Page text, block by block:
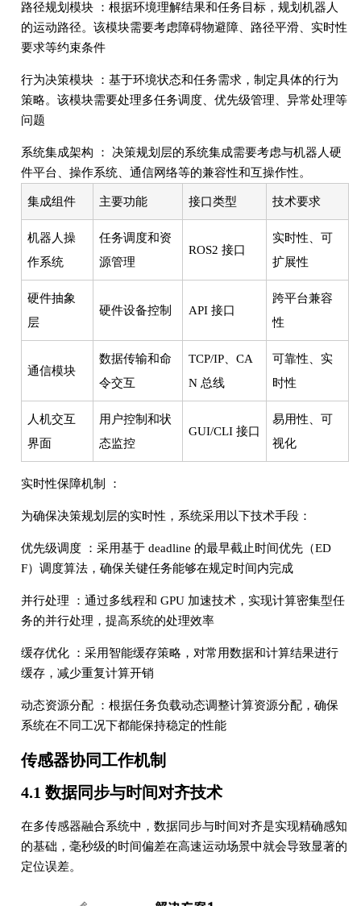
路径规划模块 ：根据环境理解结果和任务目标，规划机器人
的运动路径。该模块需要考虑障碍物避障、路径平滑、实时性
要求等约束条件
行为决策模块 ：基于环境状态和任务需求，制定具体的行为
策略。该模块需要处理多任务调度、优先级管理、异常处理等
问题
系统集成架构 ： 决策规划层的系统集成需要考虑与机器人硬
件平台、操作系统、通信网络等的兼容性和互操作性。
集成组件 主要功能 接口类型 技术要求
机器人操
作系统
任务调度和资
源管理
ROS2 接口
实时性、可
扩展性
硬件抽象
层
硬件设备控制 API 接口
跨平台兼容
性
通信模块
数据传输和命
令交互
TCP/IP、CA
N 总线
可靠性、实
时性
人机交互
界面
用户控制和状
态监控
GUI/CLI 接口
易用性、可
视化
实时性保障机制 ：
为确保决策规划层的实时性，系统采用以下技术手段：
优先级调度 ：采用基于 deadline 的最早截止时间优先（ED
F）调度算法，确保关键任务能够在规定时间内完成
并行处理 ：通过多线程和 GPU 加速技术，实现计算密集型任
务的并行处理，提高系统的处理效率
缓存优化 ：采用智能缓存策略，对常用数据和计算结果进行
缓存，减少重复计算开销
动态资源分配 ：根据任务负载动态调整计算资源分配，确保
系统在不同工况下都能保持稳定的性能
传感器协同工作机制
4.1 数据同步与时间对齐技术
在多传感器融合系统中，数据同步与时间对齐是实现精确感知
的基础，毫秒级的时间偏差在高速运动场景中就会导致显著的
定位误差。